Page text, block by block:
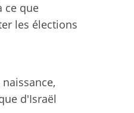
ce que
les élections
d'Israël